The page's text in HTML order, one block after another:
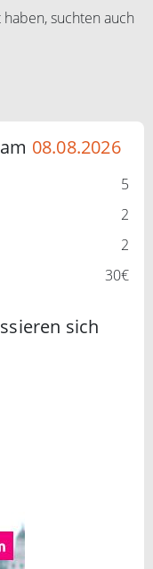
suchten auch
08.08.2026
5
2
2
30€
sich